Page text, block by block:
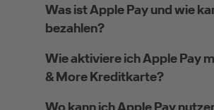
Was ist Apple Pay und wie
bezahlen?
Wie aktiviere ich Apple Pay
& More Kreditkarte?